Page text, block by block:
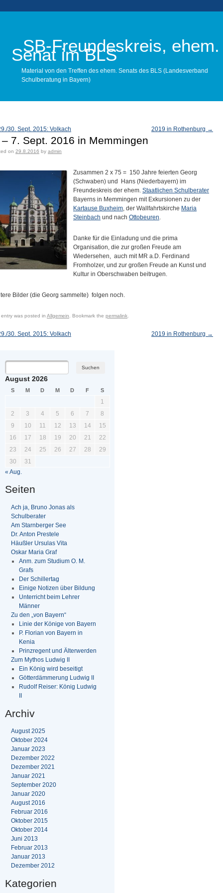
SB-Freundeskreis, ehem.
Senat im BLS
Material von den Treffen des ehem. Senats des BLS (Landesverband
Schulberatung in Bayern)
Main menu
navigation
30. Sept. 2015: Volkach 2019 in Rothenburg →
7. Sept. 2016 in Memmingen
on 29.8.2016 by admin
Zusammen 2 x 75 = 150 Jahre feierten Georg
(Schwaben) und Hans (Niederbayern) im
Freundeskreis der ehem. Staatlichen Schulberater
Bayerns in Memmingen mit Exkursionen zu der
Kartause Buxheim, der Wallfahrtskirche Maria
Steinbach und nach Ottobeuren.
Danke für die Einladung und die prima
Organisation, die zur großen Freude am
Wiedersehen, auch mit MR a.D. Ferdinand
Fromholzer, und zur großen Freude an Kunst und
Kultur in Oberschwaben beitrugen.
Bilder (die Georg sammelte) folgen noch.
entry was posted in Allgemein . Bookmark the permalink
navigation
30. Sept. 2015: Volkach 2019 in Rothenburg →
August 2026
S M D M D F S
1
2
3 4 5 6 7
8
9
10 11 12 13 14
15
16
17 18 19 20 21
22
23
24 25 26 27 28
29
30
31
« Aug.
Seiten
Ach ja, Bruno Jonas als
Schulberater
Am Starnberger See
Dr. Anton Prestele
Häußler Ursulas Vita
Oskar Maria Graf
Anm. zum Studium O. M.
Grafs
Der Schillertag
Einige Notizen über Bildung
Unterricht beim Lehrer
Männer
Zu den „von Bayern“
Linie der Könige von Bayern
P. Florian von Bayern in
Kenia
Prinzregent und Älterwerden
Zum Mythos Ludwig II
Ein König wird beseitigt
Götterdämmerung Ludwig II
Rudolf Reiser: König Ludwig
II
Archiv
August 2025
Oktober 2024
Januar 2023
Dezember 2022
Dezember 2021
Januar 2021
September 2020
Januar 2020
August 2016
Februar 2016
Oktober 2015
Oktober 2014
Juni 2013
Februar 2013
Januar 2013
Dezember 2012
Kategorien